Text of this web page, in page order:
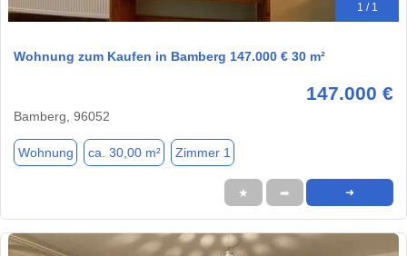
1 / 1
Wohnung zum Kaufen in Bamberg 147.000 € 30 m²
147.000 €
Bamberg, 96052
Wohnung ca. 30,00 m² Zimmer 1
★ ➦ ➜